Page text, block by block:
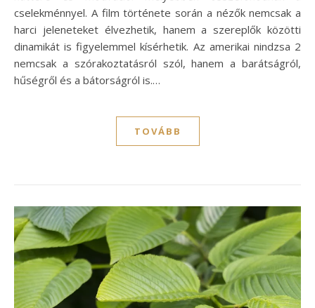
cselekménnyel. A film története során a nézők nemcsak a
harci jeleneteket élvezhetik, hanem a szereplők közötti
dinamikát is figyelemmel kísérhetik. Az amerikai nindzsa 2
nemcsak a szórakoztatásról szól, hanem a barátságról,
hűségről és a bátorságról is.…
TOVÁBB